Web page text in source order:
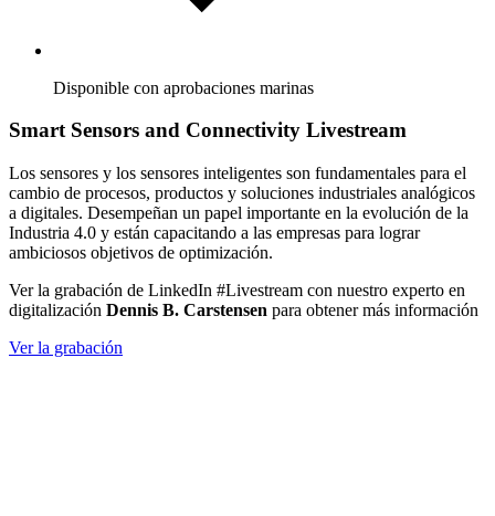
Disponible con aprobaciones marinas
Smart Sensors and Connectivity Livestream
Los sensores y los sensores inteligentes son fundamentales para el
cambio de procesos, productos y soluciones industriales analógicos
a digitales. Desempeñan un papel importante en la evolución de la
Industria 4.0 y están capacitando a las empresas para lograr
ambiciosos objetivos de optimización.
Ver la grabación de LinkedIn #Livestream con nuestro experto en
digitalización Dennis B. Carstensen para obtener más información
Ver la grabación